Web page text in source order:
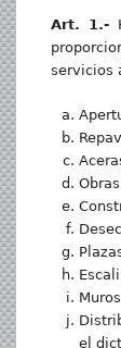
Art. 1.-
servicios
el